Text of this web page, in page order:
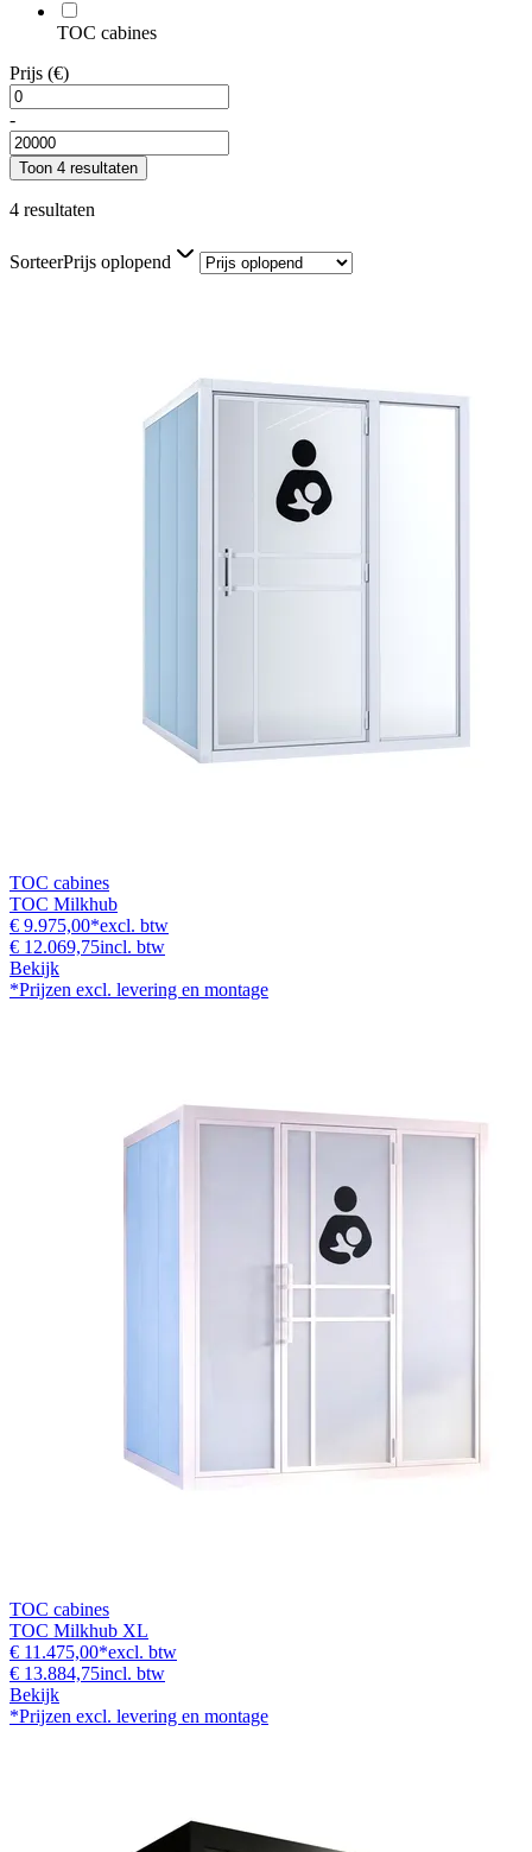
TOC cabines
Prijs (€)
-
Toon 4 resultaten
4 resultaten
SorteerPrijs oplopend
TOC cabines
TOC Milkhub
€ 9.975,00*excl. btw
€ 12.069,75incl. btw
Bekijk
*Prijzen excl. levering en montage
TOC cabines
TOC Milkhub XL
€ 11.475,00*excl. btw
€ 13.884,75incl. btw
Bekijk
*Prijzen excl. levering en montage